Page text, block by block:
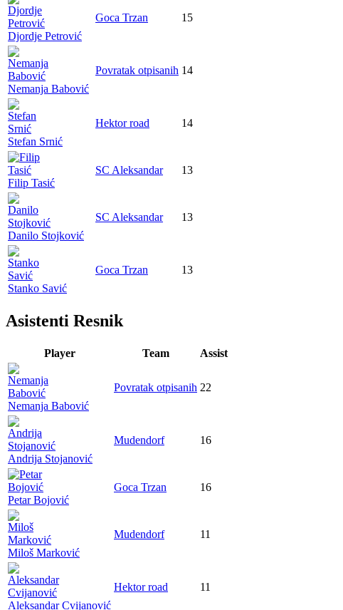
Djordje Petrović
Goca Trzan 15
Nemanja Babović
Povratak otpisanih 14
Stefan Srnić
Hektor road 14
Filip Tasić
SC Aleksandar 13
Danilo Stojković
SC Aleksandar 13
Stanko Savić
Goca Trzan 13
Asistenti Resnik
Player Team Assist
Nemanja Babović
Povratak otpisanih 22
Andrija Stojanović
Mudendorf 16
Petar Bojović
Goca Trzan 16
Miloš Marković
Mudendorf 11
Aleksandar Cvijanović
Hektor road 11